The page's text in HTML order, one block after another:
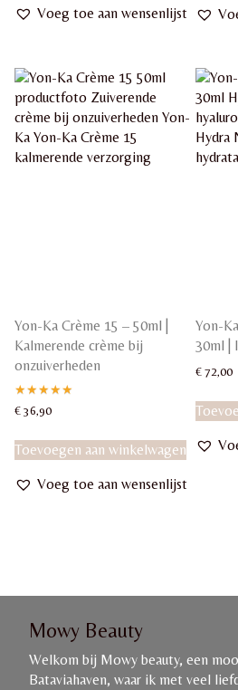
Voeg toe aan wensenlijst
Yon-Ka Crème 15 – 50ml |
Kalmerende crème bij
onzuiverheden
Gewaardeerd
5.00
€36,90
Toevoegen aan winkelwagen
Voeg toe aan wensenlijst
Yon-
30ml |
€72,00
Mowy Beauty
Welkom bij Mowy beauty, een
Bataviahaven, waar ik met veel